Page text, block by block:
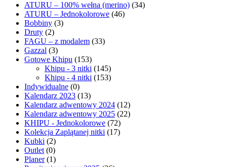
ATURU – 100% wełna (merino) (34)
ATURU – Jednokolorowe (46)
Bobbiny (3)
Druty (2)
FAGU – z modalem (33)
Gazzal (3)
Gotowe Khipu (153)
Khipu - 3 nitki (145)
Khipu - 4 nitki (153)
Indywidualne (0)
Kalendarz 2023 (13)
Kalendarz adwentowy 2024 (12)
Kalendarz adwentowy 2025 (22)
KHIPU - Jednokolorowe (72)
Kolekcja Zaplątanej nitki (17)
Kubki (2)
Outlet (0)
Planer (1)